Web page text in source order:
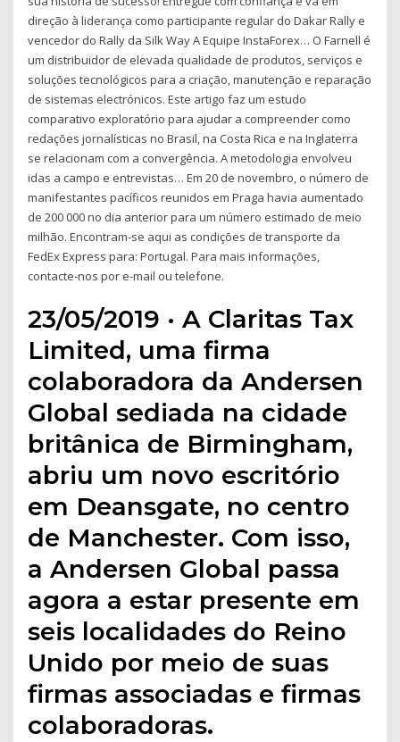
direção à liderança como participante regular do Dakar Rally e
vencedor do Rally da Silk Way A Equipe InstaForex… O Farnell é
um distribuidor de elevada qualidade de produtos, serviços e
soluções tecnológicos para a criação, manutenção e reparação
de sistemas electrónicos. Este artigo faz um estudo
comparativo exploratório para ajudar a compreender como
redações jornalísticas no Brasil, na Costa Rica e na Inglaterra
se relacionam com a convergência. A metodologia envolveu
idas a campo e entrevistas… Em 20 de novembro, o número de
manifestantes pacíficos reunidos em Praga havia aumentado
de 200 000 no dia anterior para um número estimado de meio
milhão. Encontram-se aqui as condições de transporte da
FedEx Express para: Portugal. Para mais informações,
contacte-nos por e-mail ou telefone.
23/05/2019 · A Claritas Tax
Limited, uma firma
colaboradora da Andersen
Global sediada na cidade
britânica de Birmingham,
abriu um novo escritório
em Deansgate, no centro
de Manchester. Com isso,
a Andersen Global passa
agora a estar presente em
seis localidades do Reino
Unido por meio de suas
firmas associadas e firmas
colaboradoras.